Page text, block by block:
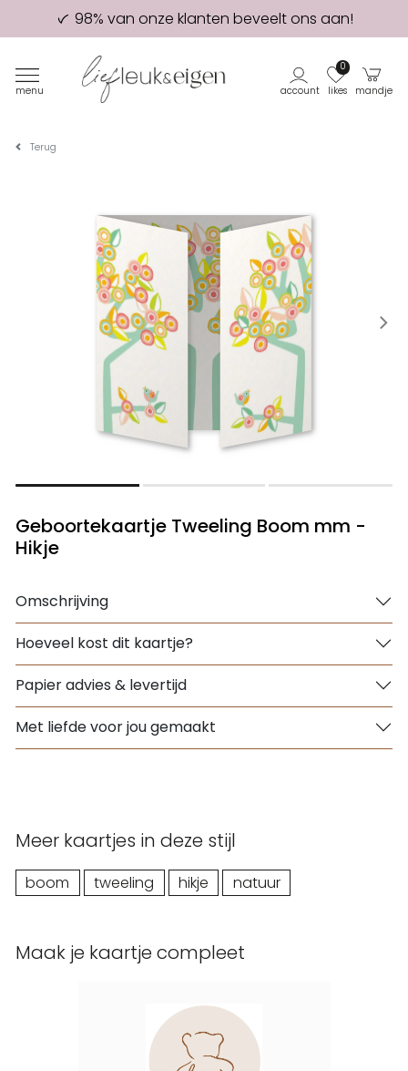
98% van onze klanten beveelt ons aan!
Eerste proefdruk GRATIS
menu account likes
0
mandje
Terug
Geboortekaartje Tweeling Boom mm -
Hikje
Omschrijving
Hoeveel kost dit kaartje?
Papier advies & levertijd
Met liefde voor jou gemaakt
Meer kaartjes in deze stijl
boom tweeling hikje natuur
Maak je kaartje compleet